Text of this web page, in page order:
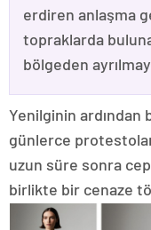
erdiren anlaşma
topraklarda
bölgeden
Yenilginin ardından
günlerce
uzun süre sonra
birlikte bir cenaze